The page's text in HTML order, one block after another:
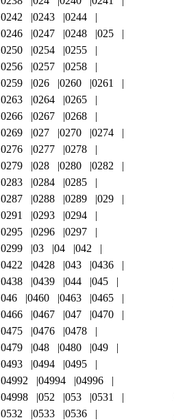
0242
0243
0244
0246
0247 0248
025
0250
0254
0255
0256
0257
0258
0259
026 0260
0261
0263
0264
0265
0266
0267
0268
0269
027 0270
0274
0276
0277
0278
0279
028 0280
0282
0283
0284
0285
0287
0288 0289
029
0291
0293
0294
0295
0296
0297
0299
03 04
042
0422
0428 043
0436
0438
0439 044
045
046
0460 0463
0465
0466
0467 047
0470
0475
0476
0478
0479
048 0480
049
0493
0494
0495
04992
04994
04996
04998
052 053
0531
0532
0533
0536